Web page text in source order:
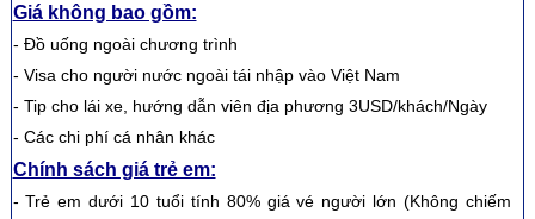
Giá không bao gồm:
- Đồ uống ngoài chương trình
- Visa cho người nước ngoài tái nhập vào Việt Nam
- Tip cho lái xe, hướng dẫn viên địa phương 3USD/khách/Ngày
- Các chi phí cá nhân khác
Chính sách giá trẻ em:
- Trẻ em dưới 10 tuổi tính 80% giá vé người lớn (Không chiếm